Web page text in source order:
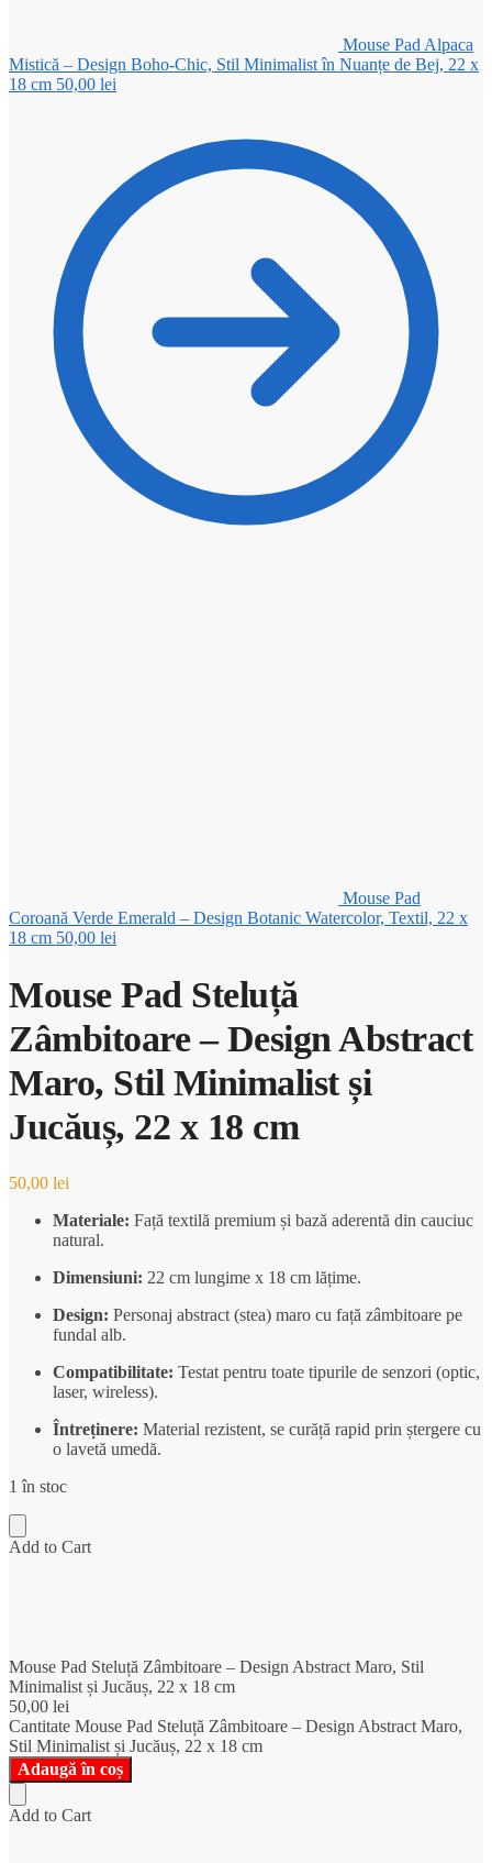
Mouse Pad Alpaca
Mistică – Design Boho-Chic, Stil Minimalist în Nuanțe de Bej, 22 x
18 cm 50,00 lei
Mouse Pad
Coroană Verde Emerald – Design Botanic Watercolor, Textil, 22 x
18 cm 50,00 lei
Mouse Pad Steluță
Zâmbitoare – Design Abstract
Maro, Stil Minimalist și
Jucăuș, 22 x 18 cm
50,00 lei
Materiale: Față textilă premium și bază aderentă din cauciuc
natural.
Dimensiuni: 22 cm lungime x 18 cm lățime.
Design: Personaj abstract (stea) maro cu față zâmbitoare pe
fundal alb.
Compatibilitate: Testat pentru toate tipurile de senzori (optic,
laser, wireless).
Întreținere: Material rezistent, se curăță rapid prin ștergere cu
o lavetă umedă.
1 în stoc
Add to Cart
Mouse Pad Steluță Zâmbitoare – Design Abstract Maro, Stil
Minimalist și Jucăuș, 22 x 18 cm
50,00 lei
Cantitate Mouse Pad Steluță Zâmbitoare – Design Abstract Maro,
Stil Minimalist și Jucăuș, 22 x 18 cm
Adaugă în coș
Add to Cart